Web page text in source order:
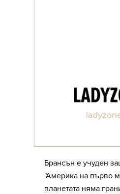
Брансън е учуден
"Америка на първо
планетата няма